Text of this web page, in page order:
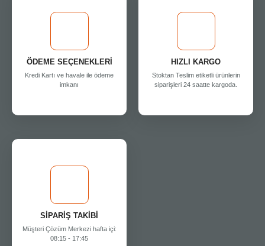
ÖDEME SEÇENEKLERİ
Kredi Kartı ve havale ile ödeme
imkanı
HIZLI KARGO
Stoktan Teslim etiketli ürünlerin
siparişleri 24 saatte kargoda.
SİPARİŞ TAKİBİ
Müşteri Çözüm Merkezi hafta içi:
08:15 - 17:45